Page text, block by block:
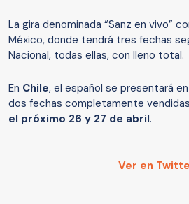
La gira denominada “Sanz en vivo”
México, donde tendrá tres fechas
Nacional, todas ellas, con lleno total.
En Chile, el español se presentará
dos fechas completamente
el próximo 26 y 27 de abril.
Ver en